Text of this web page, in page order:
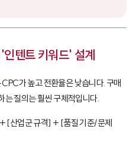
텐트 키워드' 설계
가 높고 전환율은 낮습니다. 구매
는 질의는 훨씬 구체적입니다.
[산업군 규격] + [품질 기준/문제